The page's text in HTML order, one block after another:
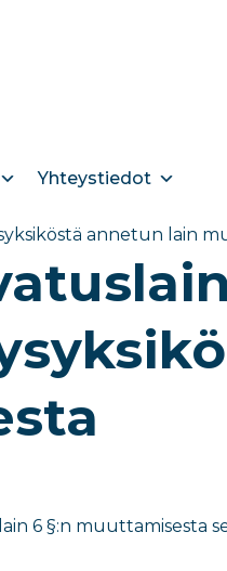
Yhteystiedot
annetun lain
6 §:n muuttamisesta